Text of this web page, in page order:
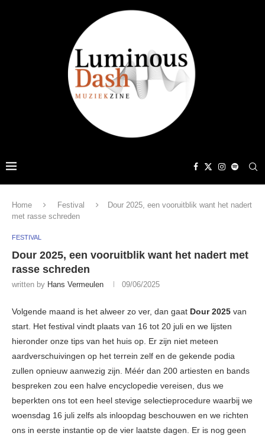
Home Festival
Dour 2025, een vooruitblik want het nadert
met rasse schreden
FESTIVAL
Dour 2025, een vooruitblik want het nadert met
rasse schreden
written by Hans Vermeulen 09/06/2025
Volgende maand is het alweer zo ver, dan gaat Dour 2025 van
start. Het festival vindt plaats van 16 tot 20 juli en we lijsten
hieronder onze tips van het huis op. Er zijn niet meteen
aardverschuivingen op het terrein zelf en de gekende podia
zullen opnieuw aanwezig zijn. Méér dan 200 artiesten en bands
bespreken zou een halve encyclopedie vereisen, dus we
beperkten ons tot een heel stevige selectieprocedure waarbij we
woensdag 16 juli zelfs als inloopdag beschouwen en we richten
ons in eerste instantie op de vier laatste dagen. Er is nog geen